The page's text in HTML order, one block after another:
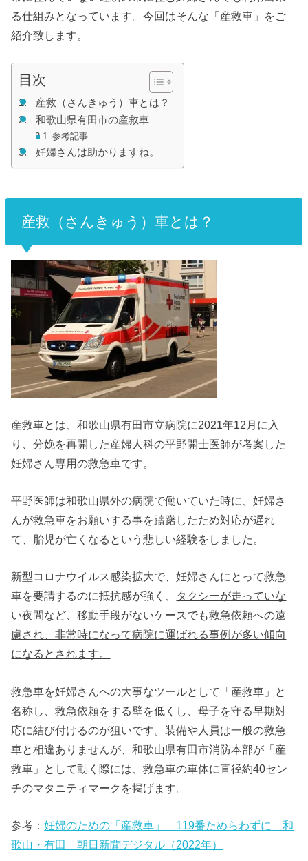
る仕組みとなっています。今回はそんな「産救車」をご
紹介致します。
目次
産救（さんきゅう）車とは？
和歌山県有田市の産救車
参考記事
妊婦さんは助かりますね。
産救（さんきゅう）車とは？
産救車とは、和歌山県有田市立病院に2021年12月に入
り、分娩を再開した産婦人科の平野開士医師が考案した
妊婦さん専用の救急車です。
平野医師は和歌山県外の病院で働いていた時に、妊婦さ
んが救急車をお願いする事を躊躇したため対応が遅れ
て、胎児が亡くなるという悲しい経験をしました。
新型コロナウイルス感染拡大で、妊婦さんにとって救急
車を要請するのに抵抗感が強く、 タクシーが走っていな
い夜間など、移動手段がないケースでも救急依頼への遠
慮され、非常時になって病院に運ばれる事例が多い傾向
になるとされます。
救急車を妊婦さんへの大事なツールとして「産救車」と
名称し、救急依頼をする壁を低くし、母子を守る早期対
応に結び付けるのが狙いです。装備や人員は一般の救急
車と相違ありませんが、和歌山県有田市消防本部が「産
救車」として動く際には、救急車の車体に直径約40セン
チのマタニティマークを掲げます。
参考：妊婦のための「産救車」 119番ためらわずに 和
歌山・有田 朝日新聞デジタル（2022年）